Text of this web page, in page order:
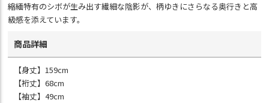
縮緬特有のシボが生み出す繊細な陰影が、柄ゆきにさらなる奥行きと高
級感を添えています。
商品詳細
【身丈】159cm
【裄丈】68cm
【袖丈】49cm